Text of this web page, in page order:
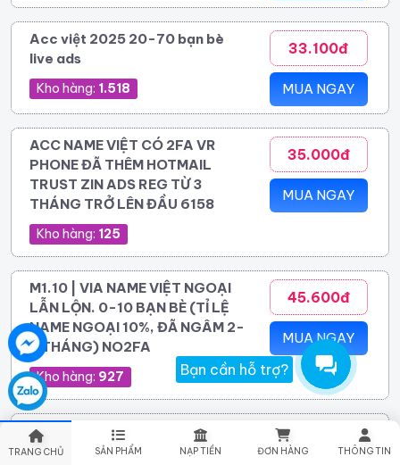
Bạn cần hỗ trợ?
TRANG CHỦ SẢN PHẨM NẠP TIỀN ĐƠN HÀNG THÔNG TIN
Acc việt 2025 20-70 bạn bè
live ads
Kho hàng: 1.518
33.100đ
MUA NGAY
ACC NAME VIỆT CÓ 2FA VR
PHONE ĐÃ THÊM HOTMAIL
TRUST ZIN ADS REG TỪ 3
THÁNG TRỞ LÊN ĐẦU 6158
Kho hàng: 125
35.000đ
MUA NGAY
M1.10 | VIA NAME VIỆT NGOẠI
LẪN LỘN. 0-10 BẠN BÈ (TỈ LỆ
NAME NGOẠI 10%, ĐÃ NGÂM 2-
8 THÁNG) NO2FA
Kho hàng: 927
45.600đ
MUA NGAY
UID 6158X - 6159X NAME VIỆT
NGOẠI RANDOM 0 - 10 BẠN BÈ
48.300đ